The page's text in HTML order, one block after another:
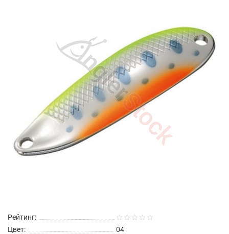
Рейтинг:
Цвет:
04